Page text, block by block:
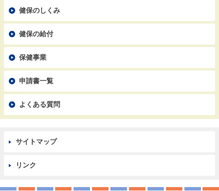
健保のしくみ
健保の給付
保健事業
申請書一覧
よくある質問
サイトマップ
リンク